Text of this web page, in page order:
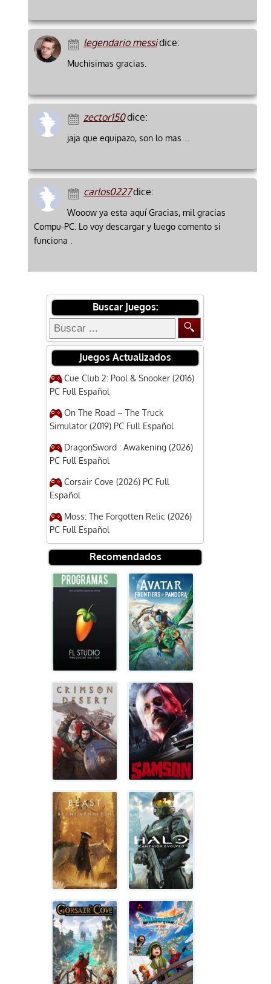
legendario messidice:
Muchisimas gracias.
zector150dice:
jaja que equipazo, son lo mas…
carlos0227dice:
Wooow ya esta aquí Gracias, mil gracias
Compu-PC. Lo voy descargar y luego comento si
funciona .
Buscar Juegos:
Juegos Actualizados
Cue Club 2: Pool & Snooker (2016)
PC Full Español
On The Road – The Truck
Simulator (2019) PC Full Español
DragonSword : Awakening (2026)
PC Full Español
Corsair Cove (2026) PC Full
Español
Moss: The Forgotten Relic (2026)
PC Full Español
Recomendados